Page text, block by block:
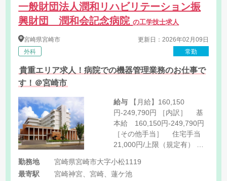
一般財団法人潤和リハビリテーション振
興財団 潤和会記念病院の工学技士求人
宮崎県宮崎市
外科
更新日：2026年02月09日
常勤
貴重エリア求人！病院での機器管理業務のお仕事で
す！＠宮崎市
給与
円-249,790円 ［内訳］ 基
本給 160,150円-249,790円
［その他手当］ 住宅手当
21,000円/上限（規定有）
者、4,500円/子（2人目ま
で）、1000円/子（3人目-）
勤務地
宮崎県宮崎市大字小松1119
最寄駅
宮崎神宮、宮崎、蓮ケ池